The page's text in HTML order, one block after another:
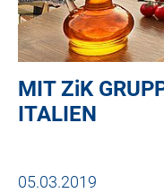
MITZiK
ITALIEN
05.03.2019